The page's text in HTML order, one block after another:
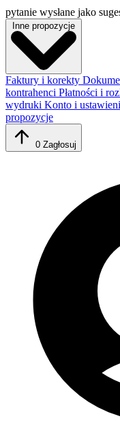
pytanie wysłane jako
Inne propozycje
Faktury i korekty
kontrahenci Płatności i
wydruki Konto i
propozycje
0 Zagłosuj